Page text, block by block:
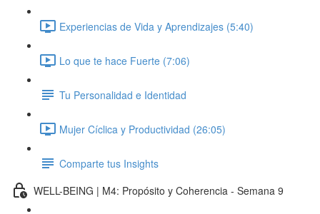
Experiencias de Vida y Aprendizajes (5:40)
Lo que te hace Fuerte (7:06)
Tu Personalidad e Identidad
Mujer Cíclica y Productividad (26:05)
Comparte tus Insights
WELL-BEING | M4: Propósito y Coherencia - Semana 9